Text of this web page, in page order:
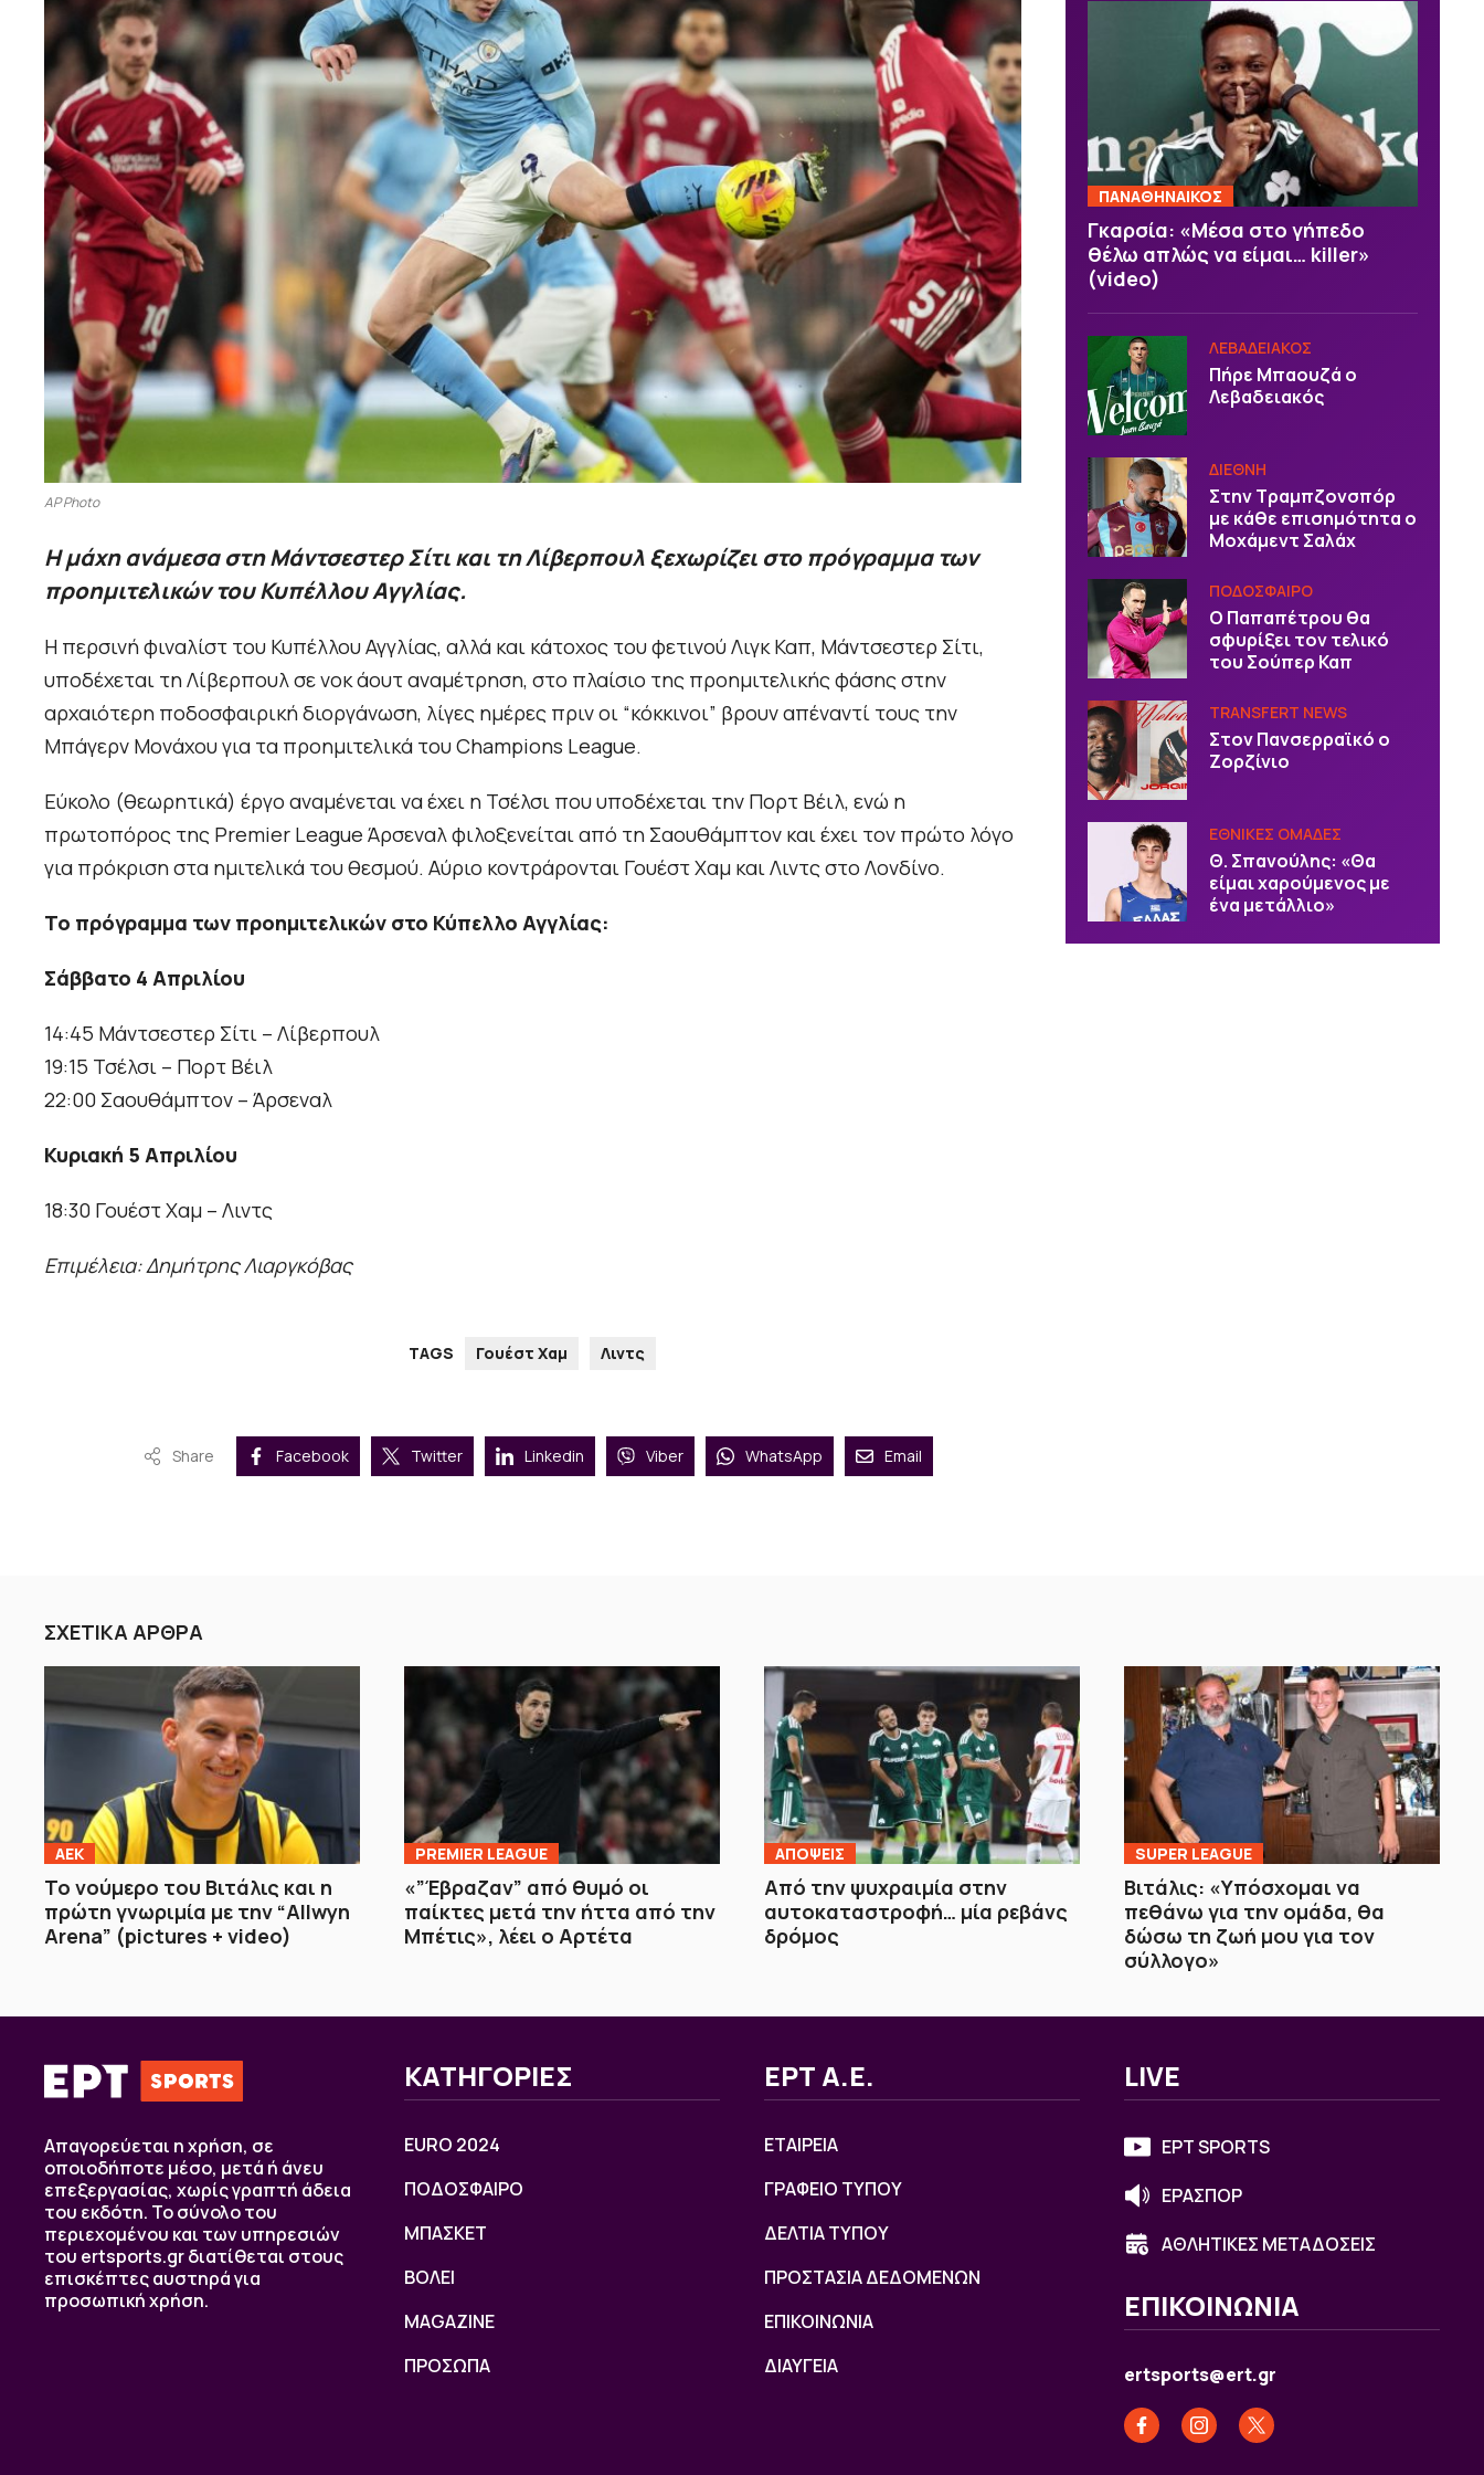
AP Photo
Η μάχη ανάμεσα στη Μάντσεστερ Σίτι και τη Λίβερπουλ ξεχωρίζει στο πρόγραμμα των
προημιτελικών του Κυπέλλου Αγγλίας.
Η περσινή φιναλίστ του Κυπέλλου Αγγλίας, αλλά και κάτοχος του φετινού Λιγκ Καπ, Μάντσεστερ Σίτι,
υποδέχεται τη Λίβερπουλ σε νοκ άουτ αναμέτρηση, στο πλαίσιο της προημιτελικής φάσης στην
αρχαιότερη ποδοσφαιρική διοργάνωση, λίγες ημέρες πριν οι “κόκκινοι” βρουν απέναντί τους την
Μπάγερν Μονάχου για τα προημιτελικά του Champions League.
Εύκολο (θεωρητικά) έργο αναμένεται να έχει η Τσέλσι που υποδέχεται την Πορτ Βέιλ, ενώ η
πρωτοπόρος της Premier League Άρσεναλ φιλοξενείται από τη Σαουθάμπτον και έχει τον πρώτο λόγο
για πρόκριση στα ημιτελικά του θεσμού. Αύριο κοντράρονται Γουέστ Χαμ και Λιντς στο Λονδίνο.
Το πρόγραμμα των προημιτελικών στο Κύπελλο Αγγλίας:
Σάββατο 4 Απριλίου
14:45 Μάντσεστερ Σίτι – Λίβερπουλ
19:15 Τσέλσι – Πορτ Βέιλ
22:00 Σαουθάμπτον – Άρσεναλ
Κυριακή 5 Απριλίου
18:30 Γουέστ Χαμ – Λιντς
Επιμέλεια: Δημήτρης Λιαργκόβας
TAGS Γουέστ Χαμ Λιντς
Share Facebook Twitter Linkedin Viber WhatsApp Email
ΠΑΝΑΘΗΝΑΙΚΟΣ
Γκαρσία: «Μέσα στο γήπεδο
θέλω απλώς να είμαι… killer»
(video)
ΛΕΒΑΔΕΙΑΚΟΣ
Πήρε Μπαουζά ο
Λεβαδειακός
ΔΙΕΘΝΗ
Στην Τραμπζονσπόρ
με κάθε επισημότητα ο
Μοχάμεντ Σαλάχ
ΠΟΔΟΣΦΑΙΡΟ
Ο Παπαπέτρου θα
σφυρίξει τον τελικό
του Σούπερ Καπ
TRANSFERT NEWS
Στον Πανσερραϊκό ο
Ζορζίνιο
EΘΝΙΚΕΣ OΜΑΔΕΣ
Θ. Σπανούλης: «Θα
είμαι χαρούμενος με
ένα μετάλλιο»
ΣΧΕΤΙΚΑ ΑΡΘΡΑ
ΑΕΚ
Το νούμερο του Βιτάλις και η
πρώτη γνωριμία με την “Allwyn
Arena” (pictures + video)
PREMIER LEAGUE
«”Έβραζαν” από θυμό οι
παίκτες μετά την ήττα από την
Μπέτις», λέει ο Αρτέτα
ΑΠΟΨΕΙΣ
Από την ψυχραιμία στην
αυτοκαταστροφή… μία ρεβάνς
δρόμος
SUPER LEAGUE
Βιτάλις: «Υπόσχομαι να
πεθάνω για την ομάδα, θα
δώσω τη ζωή μου για τον
σύλλογο»
Απαγορεύεται η χρήση, σε
οποιοδήποτε μέσο, μετά ή άνευ
επεξεργασίας, χωρίς γραπτή άδεια
του εκδότη. Το σύνολο του
περιεχομένου και των υπηρεσιών
του ertsports.gr διατίθεται στους
επισκέπτες αυστηρά για
προσωπική χρήση.
ΚΑΤΗΓΟΡΙΕΣ
EURO 2024
ΠΟΔΟΣΦΑΙΡΟ
ΜΠΑΣΚΕΤ
ΒOΛΕΙ
MAGAZINE
ΠΡΟΣΩΠΑ
ΕΡΤ Α.Ε.
ΕΤΑΙΡΕΙΑ
ΓΡΑΦΕΙΟ ΤΥΠΟΥ
ΔΕΛΤΙΑ ΤΥΠΟΥ
ΠΡΟΣΤΑΣΙΑ ΔΕΔΟΜΕΝΩΝ
ΕΠΙΚΟΙΝΩΝΙΑ
ΔΙΑΥΓΕΙΑ
LIVE
ΕΡΤ SPORTS
ΕΡΑΣΠΟΡ
ΑΘΛΗΤΙΚΕΣ ΜΕΤΑΔΟΣΕΙΣ
ΕΠΙΚΟΙΝΩΝΙΑ
ertsports@ert.gr